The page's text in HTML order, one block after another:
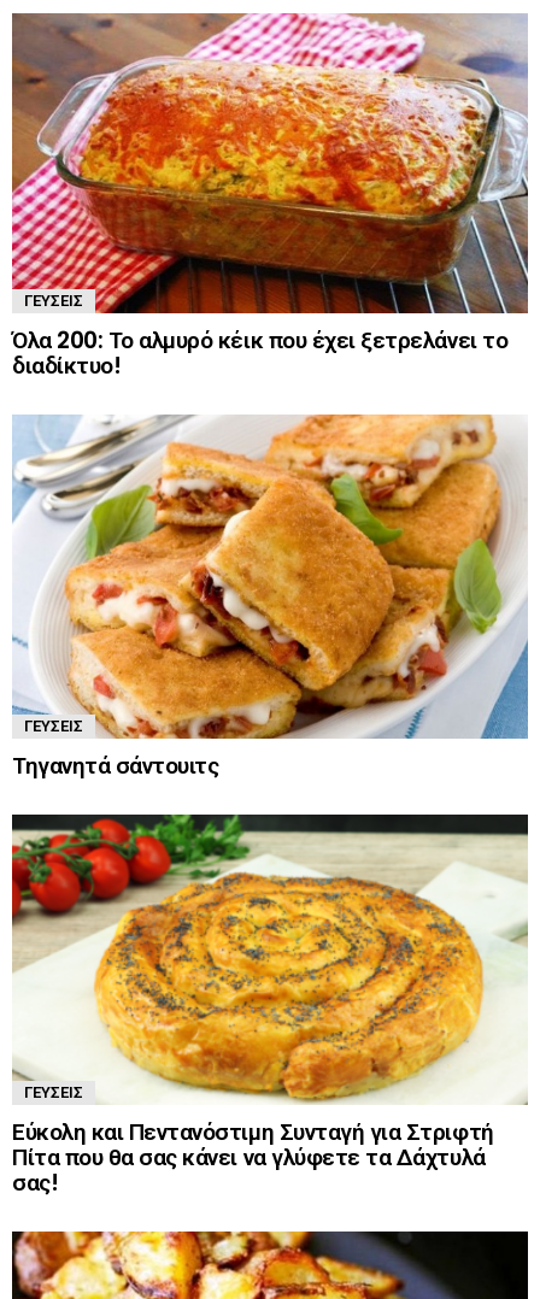
ΓΕΎΣΕΙΣ
Όλα 200: Το αλμυρό κέικ που έχει ξετρελάνει το
διαδίκτυο!
ΓΕΎΣΕΙΣ
Τηγανητά σάντουιτς
ΓΕΎΣΕΙΣ
Εύκολη και Πεντανόστιμη Συνταγή για Στριφτή
Πίτα που θα σας κάνει να γλύφετε τα Δάχτυλά
σας!